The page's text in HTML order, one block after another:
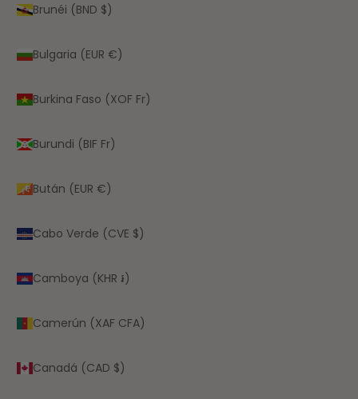
Brunéi (BND $)
Bulgaria (EUR €)
Burkina Faso (XOF Fr)
Burundi (BIF Fr)
Bután (EUR €)
Cabo Verde (CVE $)
Camboya (KHR ៛)
Camerún (XAF CFA)
Canadá (CAD $)